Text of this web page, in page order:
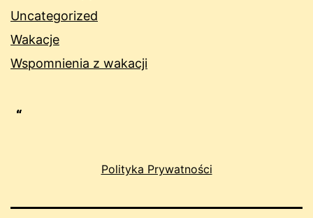
Uncategorized
Wakacje
Wspomnienia z wakacji
Polityka Prywatności